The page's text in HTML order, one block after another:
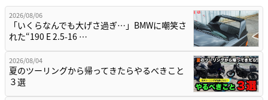
2026/08/06
「いくらなんでも大げさ過ぎ…」BMWに嘲笑さ
れた“190 E 2.5-16 …
2026/08/04
夏のツーリングから帰ってきたらやるべきこと
３選